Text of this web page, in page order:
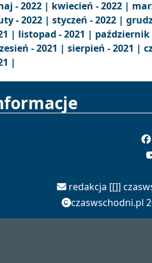
- 2022 | kwiecień - 2022 |
- 2022 | styczeń - 2022 |
| listopad - 2021 | październik
- 2021 | sierpień - 2021 |
|
redakcja [[]]
czaswschodni.pl